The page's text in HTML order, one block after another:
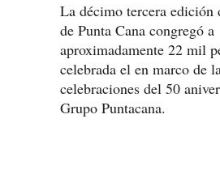
La décimo tercera edición
de Punta Cana congregó a
aproximadamente 22 mil
celebrada el en marco de
celebraciones del 50
Grupo Puntacana.